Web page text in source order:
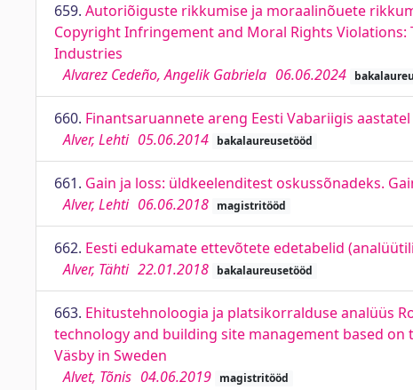
659. Autoriõiguste rikkumise ja moraalinõuete
Copyright Infringement and Moral Rights
Industries
Alvarez Cedeño, Angelik Gabriela 06.06.2024
660. Finantsaruannete areng Eesti Vabariigis
Alver, Lehti 05.06.2014 bakalaureusetööd
661. Gain ja loss: üldkeelenditest oskussõnadeks.
Alver, Lehti 06.06.2018 magistritööd
662. Eesti edukamate ettevõtete edetabelid
Alver, Tähti 22.01.2018 bakalaureusetööd
663. Ehitustehnoloogia ja platsikorralduse analüüs
technology and building site management based
Väsby in Sweden
Alvet, Tõnis 04.06.2019 magistritööd